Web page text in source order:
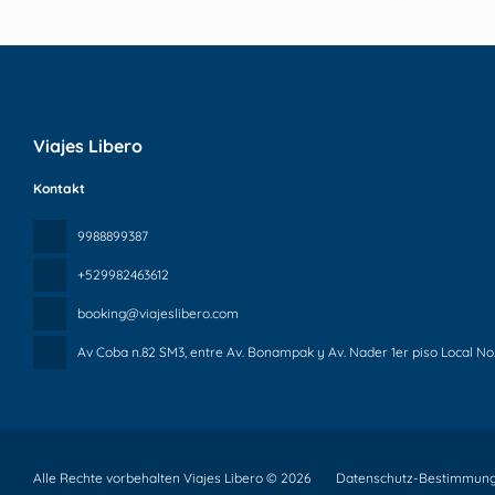
Viajes Libero
Kontakt
9988899387
+529982463612
booking@viajeslibero.com
Av Coba n.82 SM3, entre Av. Bonampak y Av. Nader 1er piso Local
Alle Rechte vorbehalten Viajes Libero © 2026 Datenschutz-